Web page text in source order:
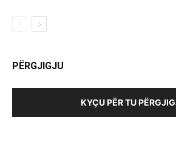
PËRGJIGJU
KYÇU PËR TU